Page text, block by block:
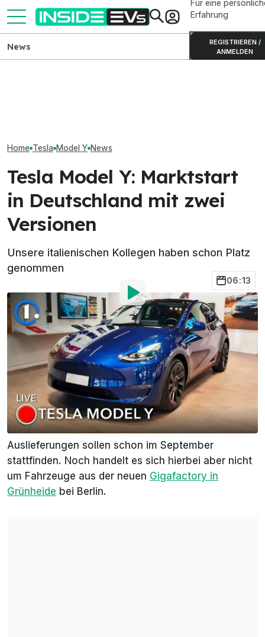
Für eine
Erfahrung
REGISTRIEREN /
ANMELDEN
News
Home Tesla Model Y News
Tesla Model Y: Marktstart
in Deutschland mit zwei
Versionen
Unsere italienischen Kollegen haben schon Platz
genommen
06:13
Von : Lorenzo Curatti
Übersetzt von:Roland Hildebrandt
20. Aug. 2021um12:11 Uhr
Als bevorzugte Quelle
InsideEVs auf Google
hinzufügen
Lange erwartet, ist es nun endlich soweit: Das Tesla
Model Y, der SUV-Ableger desModel 3, ist endlich
auch in Deutschland bestellbar. Die ersten
Auslieferungen sollen schon im September
stattfinden. Noch handelt es sich hierbei aber nicht
um Fahrzeuge aus der neuen Gigafactory in
Grünheide bei Berlin.